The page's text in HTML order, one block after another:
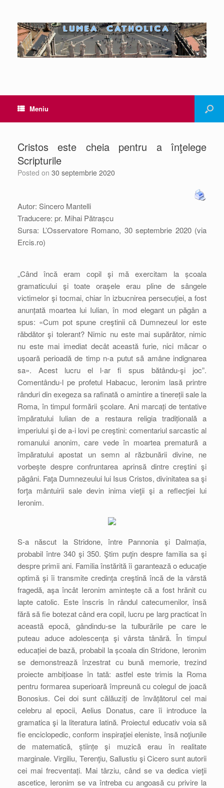
Meniu
Cristos este cheia pentru a înţelege
Scripturile
Posted on 30 septembrie 2020
Autor: Sincero Mantelli
Traducere: pr. Mihai Pătrașcu
Sursa: L’Osservatore Romano, 30 septembrie 2020 (via
Ercis.ro)
„Când încă eram copil şi mă exercitam la școala
gramaticului şi toate orașele erau pline de sângele
victimelor şi tocmai, chiar în izbucnirea persecuției, a fost
anunțată moartea lui Iulian, în mod elegant un păgân a
spus: «Cum pot spune creştinii că Dumnezeul lor este
răbdător şi tolerant? Nimic nu este mai supărător, nimic
nu este mai imediat decât această furie, nici măcar o
ușoară perioadă de timp n-a putut să amâne indignarea
sa». Acest lucru el l-ar fi spus bătându-şi joc”.
Comentându-l pe profetul Habacuc, Ieronim lasă printre
rânduri din exegeza sa rafinată o amintire a tinereții sale la
Roma, în timpul formării școlare. Ani marcați de tentative
împăratului Iulian de a restaura religia tradițională a
imperiului şi de a-i lovi pe creştini: comentariul sarcastic al
romanului anonim, care vede în moartea prematură a
împăratului apostat un semn al răzbunării divine, ne
vorbește despre confruntarea aprinsă dintre creştini şi
păgâni. Faţa Dumnezeului lui Isus Cristos, divinitatea sa şi
forţa mântuirii sale devin inima vieţii şi a reflecţiei lui
Ieronim.
S-a născut la Stridone, între Pannonia şi Dalmația,
probabil între 340 şi 350. Ştim puţin despre familia sa şi
despre primii ani. Familia înstărită îi garantează o educație
optimă şi îi transmite credinţa creştină încă de la vârstă
fragedă, aşa încât Ieronim aminteşte că a fost hrănit cu
lapte catolic. Este înscris în rândul catecumenilor, însă
fără să fie botezat când era copil, lucru pe larg practicat în
această epocă, gândindu-se la tulburările pe care le
puteau aduce adolescenţa şi vârsta tânără. În timpul
educației de bază, probabil la școala din Stridone, Ieronim
se demonstrează înzestrat cu bună memorie, trezind
proiecte ambițioase în tată: astfel este trimis la Roma
pentru formarea superioară împreună cu colegul de joacă
Bonosius. Cei doi sunt călăuziţi de învățătorul cel mai
celebru al epocii, Aelius Donatus, care îi introduce la
gramatica şi la literatura latină. Proiectul educativ voia să
fie enciclopedic, conform inspiraţiei eleniste, însă noţiunile
de matematică, științe şi muzică erau în realitate
marginale. Virgiliu, Terenţiu, Sallustiu şi Cicero sunt autorii
cei mai frecventați. Mai târziu, când se va dedica vieţii
ascetice, Ieronim se va întreba cu angoasă cu privire la